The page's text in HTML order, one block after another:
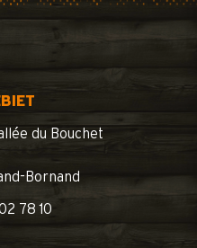
du Bouchet
Bornand
78 10